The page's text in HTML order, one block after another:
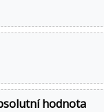
hodnota